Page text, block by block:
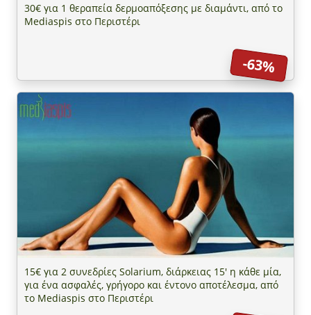
30€ για 1 θεραπεία δερμοαπόξεσης με διαμάντι, από το
Mediaspis στο Περιστέρι
-63%
15€ για 2 συνεδρίες Solarium, διάρκειας 15' η κάθε μία,
για ένα ασφαλές, γρήγορο και έντονο αποτέλεσμα, από
το Mediaspis στο Περιστέρι